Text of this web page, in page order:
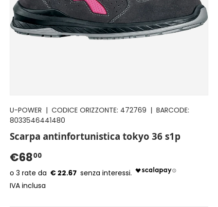
U-POWER | CODICE ORIZZONTE: 472769 | BARCODE:
8033546441480
Scarpa antinfortunistica tokyo 36 s1p
€6800
€ 22.67
IVA inclusa